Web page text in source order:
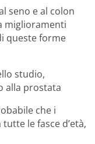
seno e al colon
miglioramenti
queste forme
studio,
alla prostata
che i
le fasce d’età,